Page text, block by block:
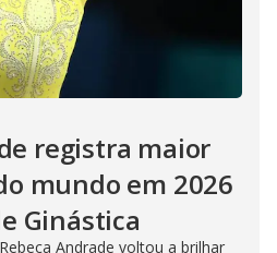
registra maior
mundo em 2026
Ginástica
Andrade voltou a brilhar